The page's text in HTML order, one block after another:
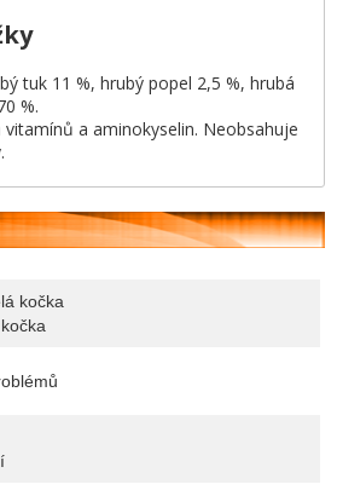
tuk 11 %, hrubý popel 2,5 %, hrubá
%.
a aminokyselin. Neobsahuje
kočka